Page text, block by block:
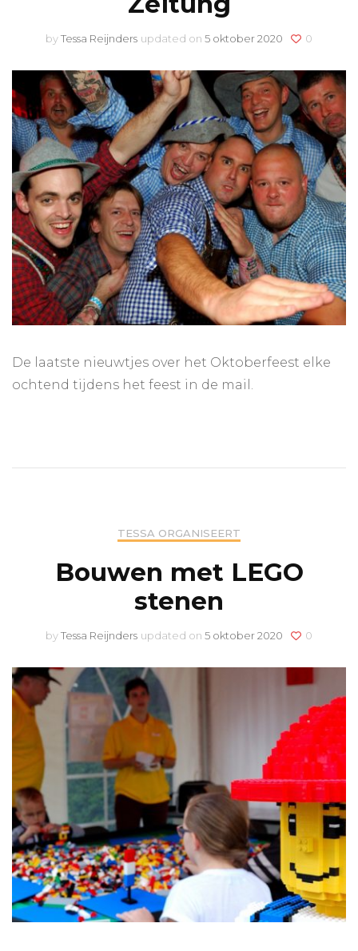
byTessa Reijnders updated on 5 oktober 2020 0
De laatste nieuwtjes over het Oktoberfeest elke
ochtend tijdens het feest in de mail.
TESSA ORGANISEERT
Bouwen met LEGO
stenen
byTessa Reijnders updated on 5 oktober 2020 0